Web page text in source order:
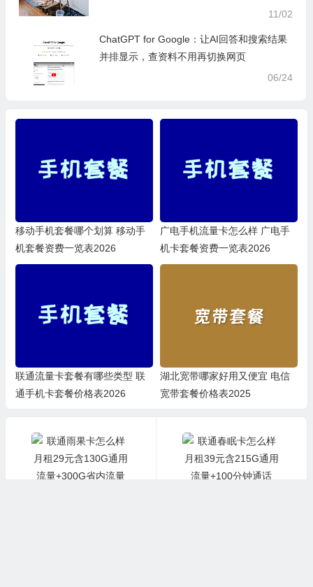
11/02
ChatGPT for Google：让AI回答和搜索结果
并排显示，查资料不用再切换网页
06/24
移动手机套餐哪个划算 移动手
机套餐资费一览表2026
广电手机流量卡怎么样 广电手
机卡套餐资费一览表2026
联通流量卡套餐有哪些类型 联
通手机卡套餐价格表2026
湖北宽带哪家好用又便宜 电信
宽带套餐价格表2025